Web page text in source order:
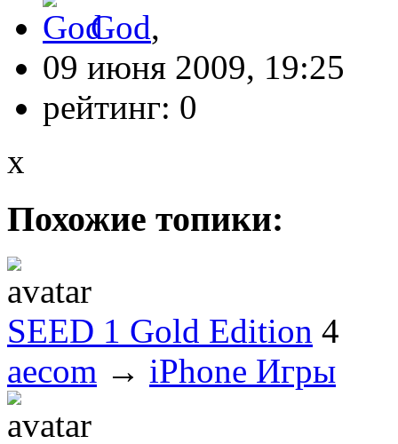
God,
09 июня 2009, 19:25
рейтинг: 0
x
Похожие топики:
SEED 1 Gold Edition 4
aecom → iPhone Игры